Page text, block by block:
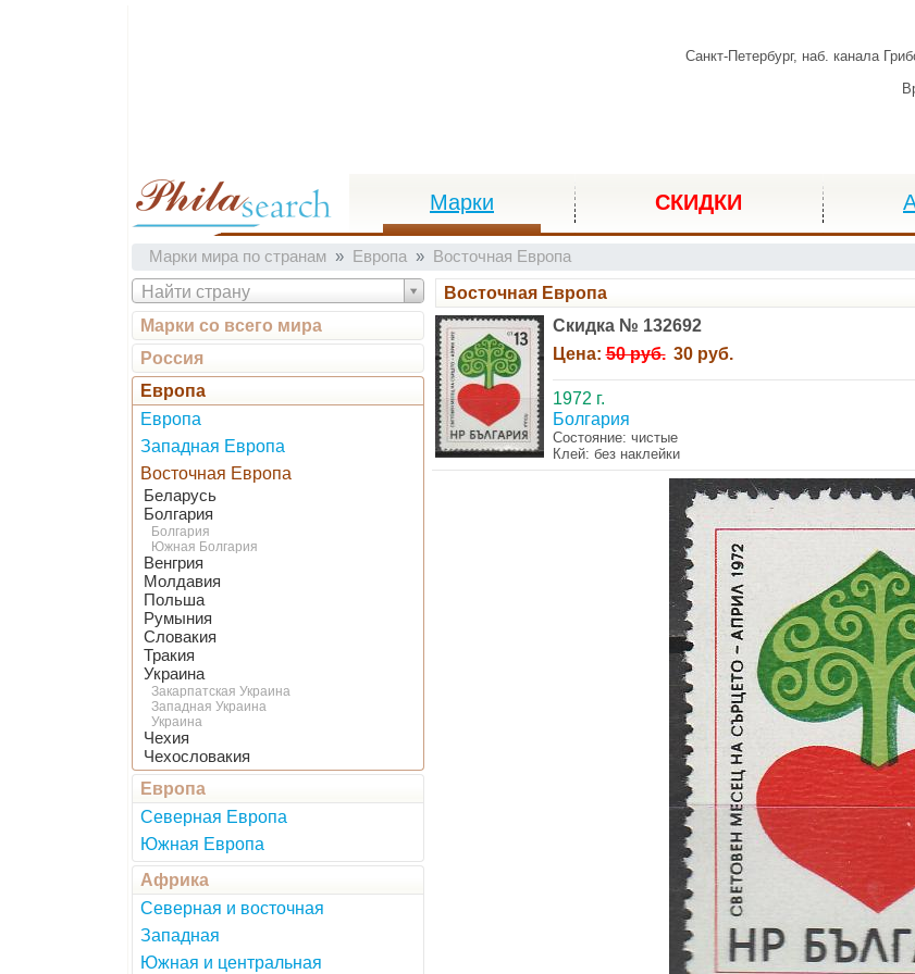
Санкт-Петербург, наб. канала
Марки СКИДКИ
Марки мира по странам Европа Восточная Европа
Найти страну
Марки со всего мира
Россия
Европа
Европа
Западная Европа
Восточная Европа
Беларусь
Болгария
Болгария
Южная Болгария
Венгрия
Молдавия
Польша
Румыния
Словакия
Тракия
Украина
Закарпатская Украина
Западная Украина
Украина
Чехия
Чехословакия
Европа
Северная Европа
Южная Европа
Африка
Северная и восточная
Западная
Южная и центральная
Восточная Европа
Скидка № 132692
Цена:50 руб. 30 руб.
1972 г.
Болгария
Состояние: чистые
Клей: без наклейки